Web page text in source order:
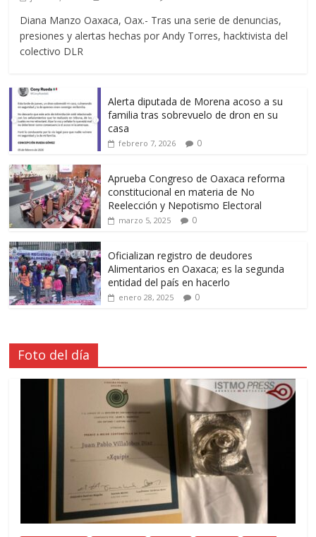
Diana Manzo Oaxaca, Oax.- Tras una serie de denuncias,
presiones y alertas hechas por Andy Torres, hacktivista del
colectivo DLR
Alerta diputada de Morena acoso a su
familia tras sobrevuelo de dron en su
casa
febrero 7, 2026 0
Aprueba Congreso de Oaxaca reforma
constitucional en materia de No
Reelección y Nepotismo Electoral
marzo 5, 2025 0
Oficializan registro de deudores
Alimentarios en Oaxaca; es la segunda
entidad del país en hacerlo
enero 28, 2025 0
Foto del día